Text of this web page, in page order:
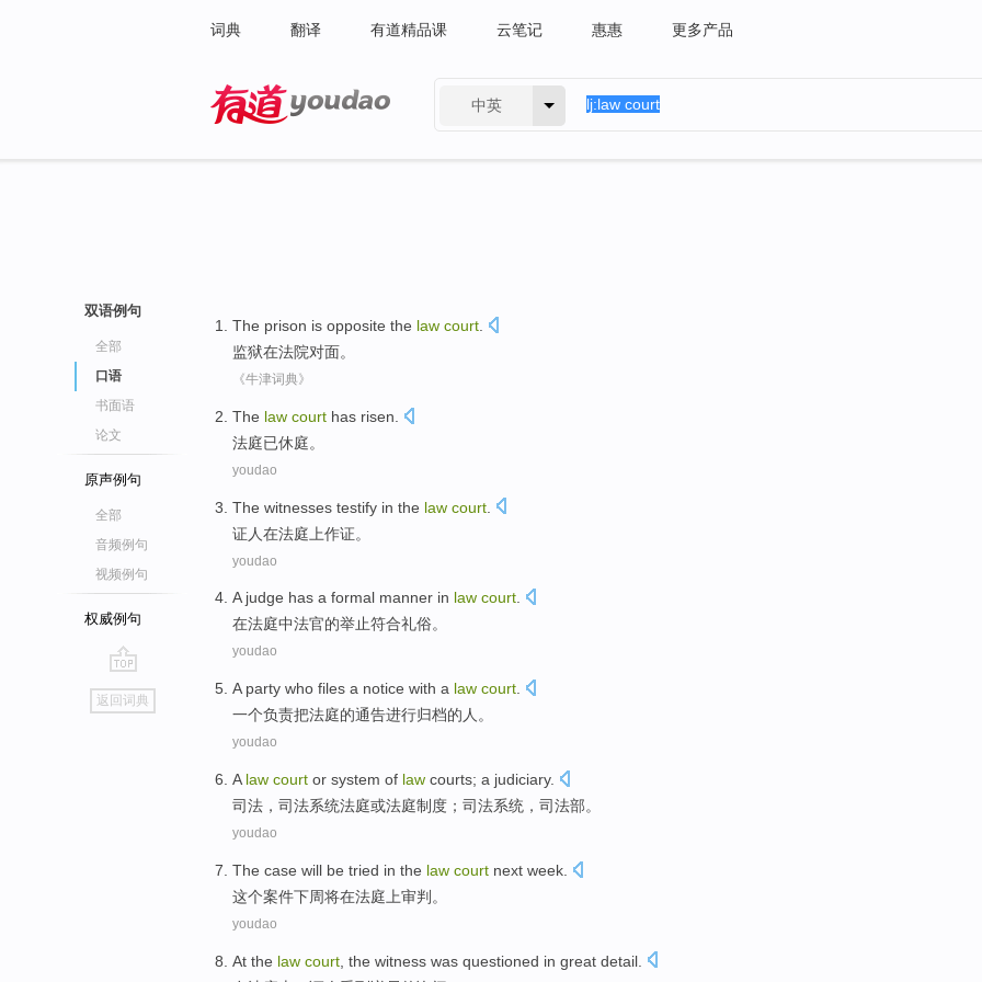
词典 翻译 有道精品课 云笔记 惠惠 更多产品
中英
双语例句
全部
口语
书面语
论文
原声例句
全部
音频例句
视频例句
权威例句
go
top
返回词典
The prison is opposite the law court
监狱在法院对面。
《牛津词典》
The law court has risen
法庭已休庭。
youdao
The witnesses testify in the law court
证人在法庭 上作证。
youdao
Ajudge has a formal manner in law court.
在法庭中法官的举止符合礼俗。
youdao
Aparty who files a notice with a law court
一个负责把法庭的通告进行归档的 人 。
youdao
A law court or system of law courts; a judiciary.
司法 ，司法系统法庭或法庭制度；司法系统，司法部。
youdao
The case will be tried in the law court next week
这个案件下周将在法庭 上审判。
youdao
At the law court the witness was questioned in great detail